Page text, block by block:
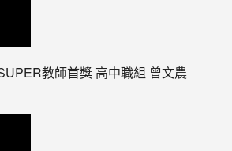
教師首獎 高中職組 曾文農